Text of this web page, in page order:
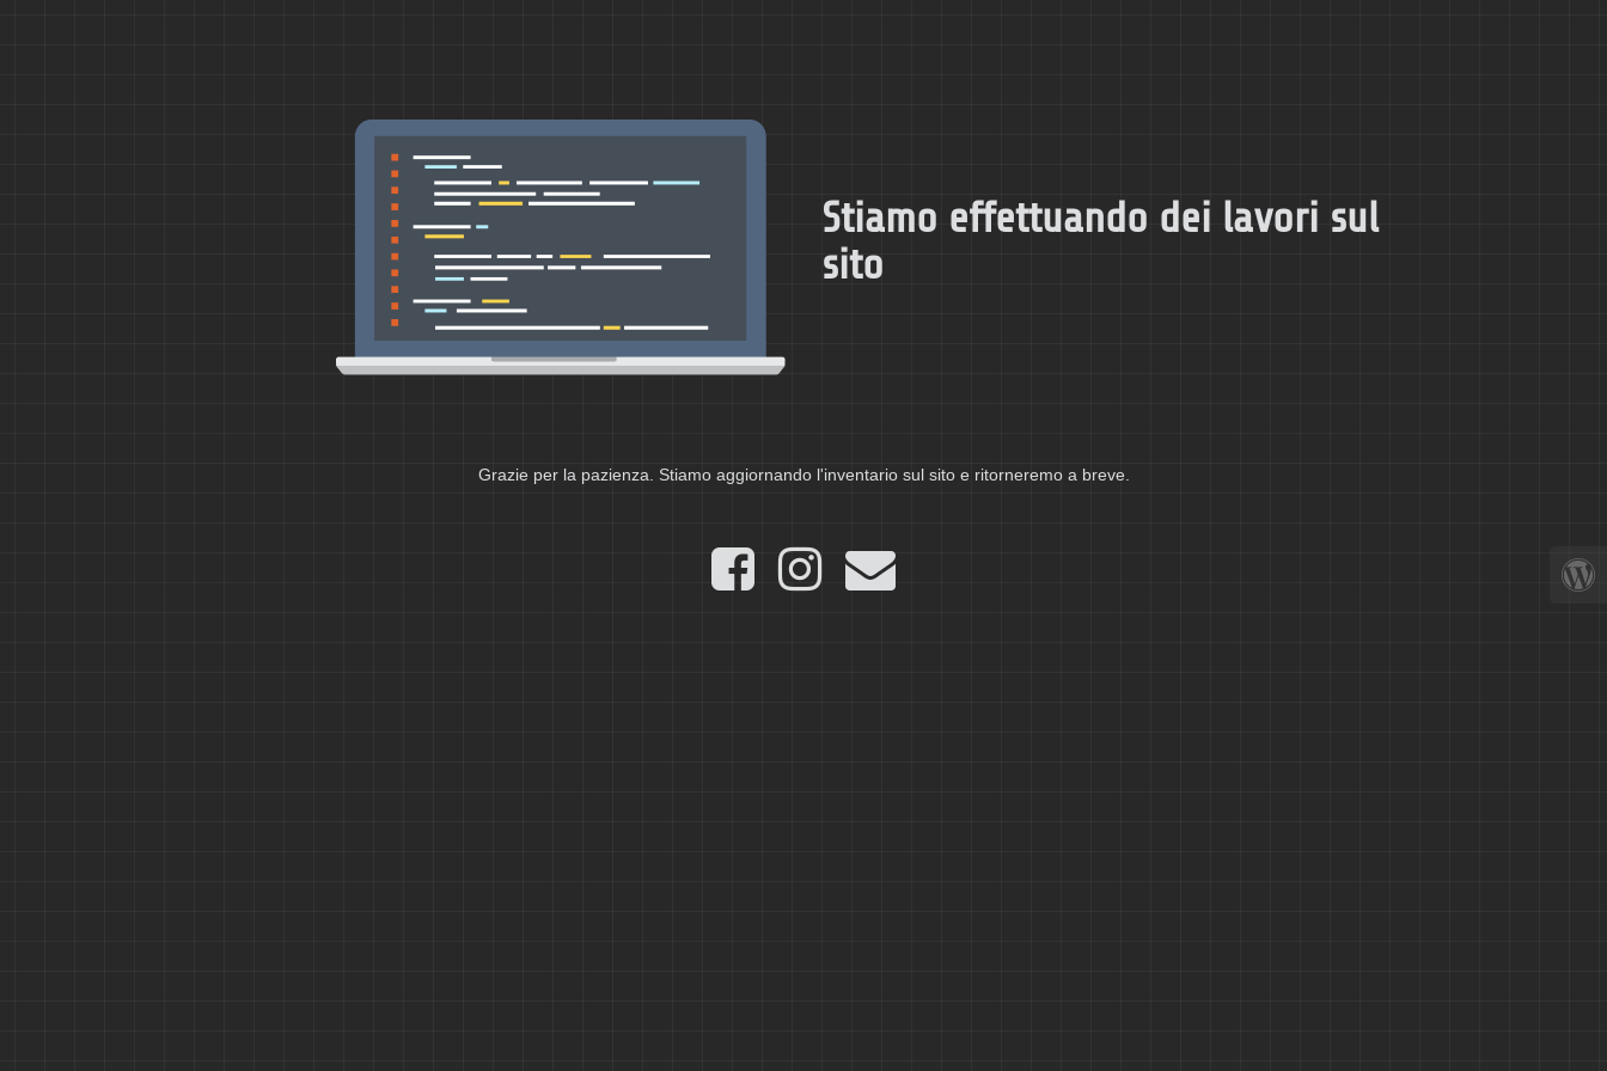
Stiamo effettuando dei lavori sul
sito
Grazie per la pazienza. Stiamo aggiornando l'inventario sul sito e ritorneremo a breve.